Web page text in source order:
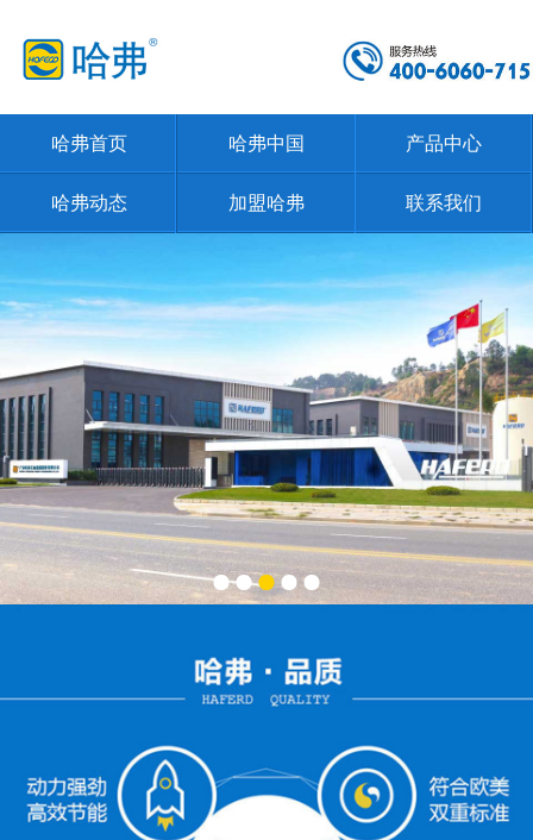
哈弗首页 哈弗中国 产品中心
哈弗动态 加盟哈弗 联系我们